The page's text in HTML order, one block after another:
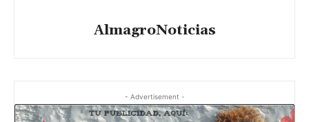
AlmagroNoticias
- Advertisement -